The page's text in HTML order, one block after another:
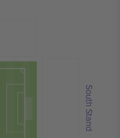
South Stand